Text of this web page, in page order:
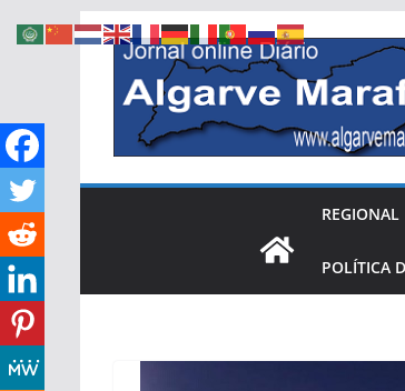
Skip
content
REGIONAL
POLÍTICA